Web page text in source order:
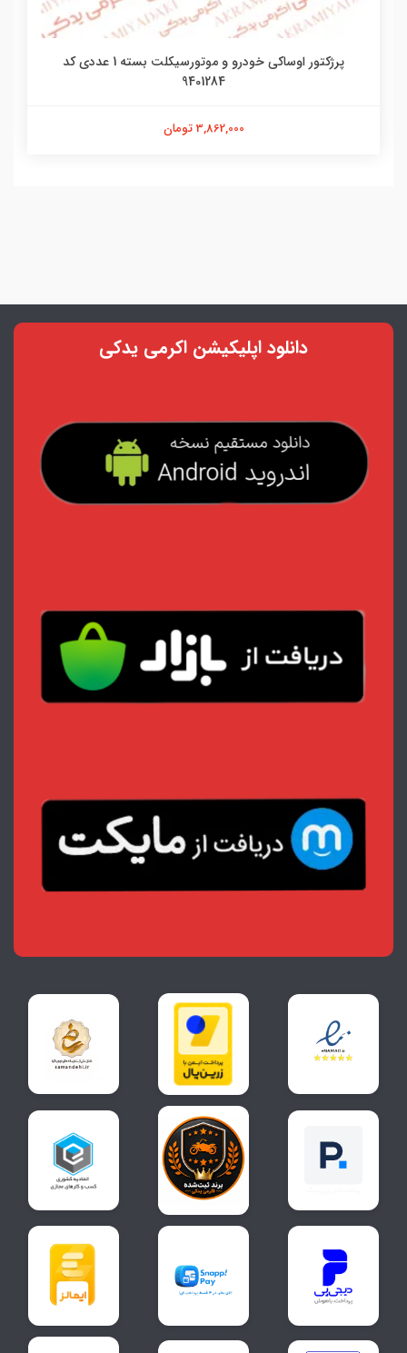
پرژکتور اوساکی خودرو و موتورسیکلت بسته 1 عددی کد
9401284
3,862,000 تومان
دانلود اپلیکیشن اکرمی یدکی